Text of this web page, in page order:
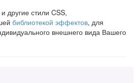
другие стили CSS,
библиотекой эффектов, для
внешнего вида Вашего